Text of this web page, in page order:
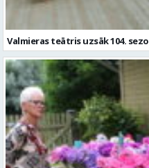
Valmieras teātris uzsāk 104.